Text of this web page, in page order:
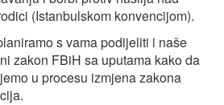
(Istanbulskom konvencijom).
s vama podijeliti i naše
zakon FBiH sa uputama kako da
u procesu izmjena zakona